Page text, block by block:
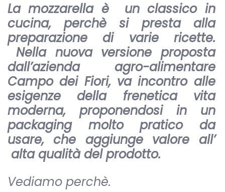
La mozzarella è un classico in
cucina, perchè si presta alla
preparazione di varie ricette.
Nella nuova versione proposta
dall’azienda agro-alimentare
Campo dei Fiori, va incontro alle
esigenze della frenetica vita
moderna, proponendosi in un
packaging molto pratico da
usare, che aggiunge valore all’
alta qualità del prodotto.
Vediamo perchè.